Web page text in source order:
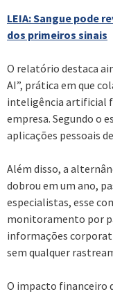
LEIA: Sangue pode
dos primeiros sinais
O relatório destaca
AI”, prática em que
inteligência artificial
empresa. Segundo o
aplicações pessoais
Além disso, a
dobrou em um ano,
especialistas, esse
monitoramento por
informações
sem qualquer
O impacto financeiro